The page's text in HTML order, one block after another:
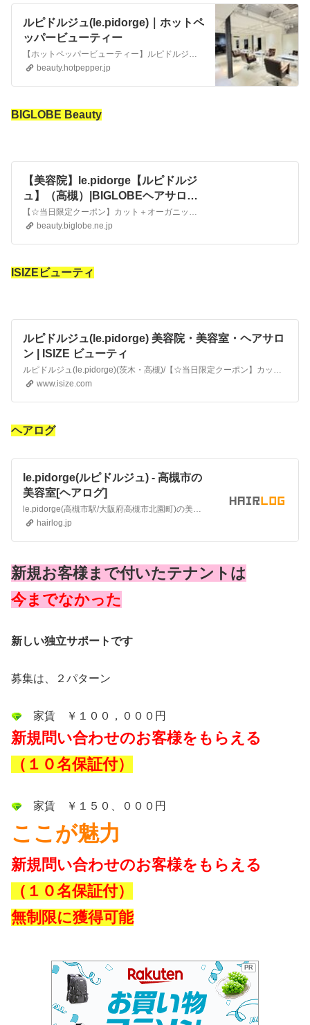
ルピドルジュ(le.pidorge)｜ホットペ
ッパービューティー
【ホットペッパービューティー】ルピドルジュ(le.pidorge)のサロン情報。お得なクーポン、ブログ、口コミ、住所、電話番号など知りたい情報満載です。ホットペッパービューティーの24時間いつでもOKなネット予約を活用しよう！
beauty.hotpepper.jp
BIGLOBE Beauty
【美容院】le.pidorge【ルピドルジ
ュ】（高槻）|BIGLOBEヘアサロン
検索
【☆当日限定クーポン】カット＋オーガニックカラー ￥5000 当日予約OK♪完全マンツーマン接客で癒し空間♪ / 高槻の周辺にある【美容院】le.pidorge【ルピドルジュ】の詳細情報。サロンの雰囲気やメニュー、営業時間、定休日からお得なクーポンまで知りたい情報がいっぱい♪ 当日予約OK マンツーマン 髪質改善 縮毛矯正 白髪染め 酸熱トリートメント オ…
beauty.biglobe.ne.jp
ISIZEビューティ
ルピドルジュ(le.pidorge) 美容院・美容室・ヘアサロ
ン | ISIZE ビューティ
ルピドルジュ(le.pidorge)(茨木・高槻)/【☆当日限定クーポン】カット＋オーガニックカラー ￥5000 当日予約OK♪完全マンツーマン接客で癒し空間♪「ISIZE ビューティ」は、全国の美容室・サロン情報が満載です。
www.isize.com
ヘアログ
le.pidorge(ルピドルジュ) - 高槻市の
美容室[ヘアログ]
le.pidorge(高槻市駅/大阪府高槻市北園町)の美容室情報です。価格、アクセス、地図、電話番号などの情報も満載。
hairlog.jp
新規お客様まで付いたテナントは
今までなかった
新しい独立サポートです
募集は、２パターン
家賃 ￥１００，０００円
新規問い合わせのお客様をもらえる
（１０名保証付）
家賃 ￥１５０、０００円
ここが魅力
新規問い合わせのお客様をもらえる
（１０名保証付）
無制限に獲得可能
PR